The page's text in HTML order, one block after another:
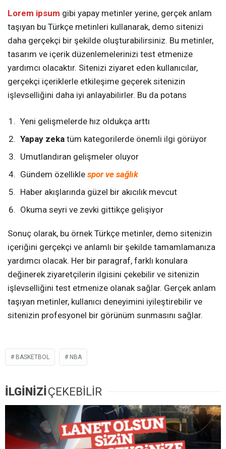
Lorem ipsum gibi yapay metinler yerine, gerçek anlam
taşıyan bu Türkçe metinleri kullanarak, demo sitenizi
daha gerçekçi bir şekilde oluşturabilirsiniz. Bu metinler,
tasarım ve içerik düzenlemelerinizi test etmenize
yardımcı olacaktır. Sitenizi ziyaret eden kullanıcılar,
gerçekçi içeriklerle etkileşime geçerek sitenizin
işlevselliğini daha iyi anlayabilirler. Bu da potans
Yeni gelişmelerde hız oldukça arttı
Yapay zeka tüm kategorilerde önemli ilgi görüyor
Umutlandıran gelişmeler oluyor
Gündem özellikle spor ve sağlık
Haber akışlarında güzel bir akıcılık mevcut
Okuma seyri ve zevki gittikçe gelişiyor
Sonuç olarak, bu örnek Türkçe metinler, demo sitenizin
içeriğini gerçekçi ve anlamlı bir şekilde tamamlamanıza
yardımcı olacak. Her bir paragraf, farklı konulara
değinerek ziyaretçilerin ilgisini çekebilir ve sitenizin
işlevselliğini test etmenize olanak sağlar. Gerçek anlam
taşıyan metinler, kullanıcı deneyimini iyileştirebilir ve
sitenizin profesyonel bir görünüm sunmasını sağlar.
BASKETBOL NBA
İLGİNİZİ ÇEKEBİLİR